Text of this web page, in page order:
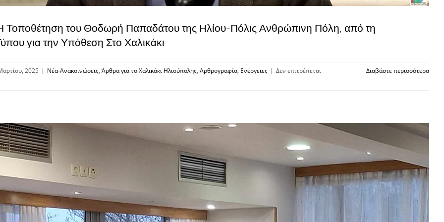
Τοποθέτηση του Θοδωρή Παπαδάτου της Ηλίου-Πόλις Ανθρώπινη Πόλη, από τη
για την Υπόθεση Στο Χαλικάκι
2025 | Νέα-Ανακοινώσεις, Άρθρα για το Χαλικάκι Ηλιούπολης, Αρθρογραφία, Ενέργειες | Δεν επιτρέπεται
Διαβάστε περισσότερα